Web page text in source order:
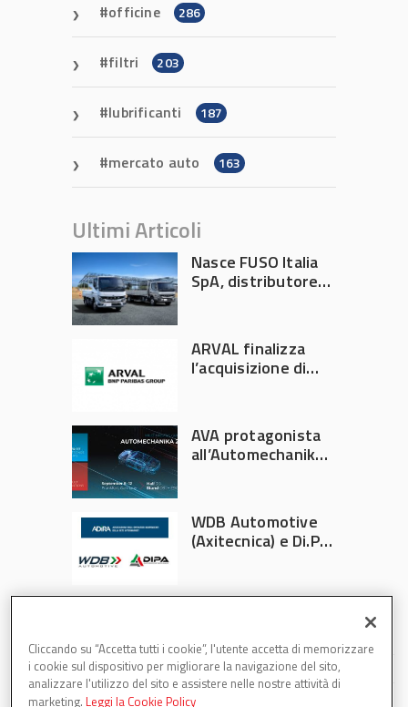
officine 286
filtri 203
lubrificanti 187
mercato auto 163
Ultimi Articoli
Nasce FUSO Italia
SpA, distributore
ARVAL finalizza
l’acquisizione di
AVA protagonista
all’Automechanika
WDB Automotive
(Axitecnica) e Di.Pa.
Cliccando su “Accetta tutti i cookie”, l'utente accetta di memorizzare
i cookie sul dispositivo per migliorare la navigazione del sito,
analizzare l'utilizzo del sito e assistere nelle nostre attività di
marketing. Leggi la Cookie Policy